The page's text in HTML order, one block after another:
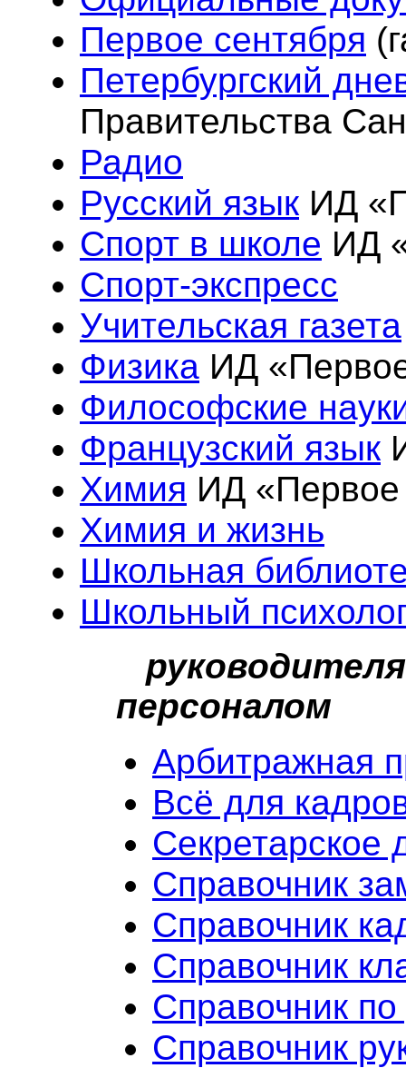
Первое сентября
Петербургский
Правительства
Радио
Русский язык ИД
Спорт в школе ИД
Спорт-экспресс
Учительская газета
Физика ИД
Философские
Французский язык
Химия ИД «Первое
Химия и жизнь
Школьная
Школьный
персоналом
Арбитражная
Всё для
Секретарское
Справочник
Справочник
Справочник
Справочник
Справочник